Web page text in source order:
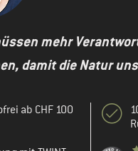
mehr
damit die Natur
ab CHF 100